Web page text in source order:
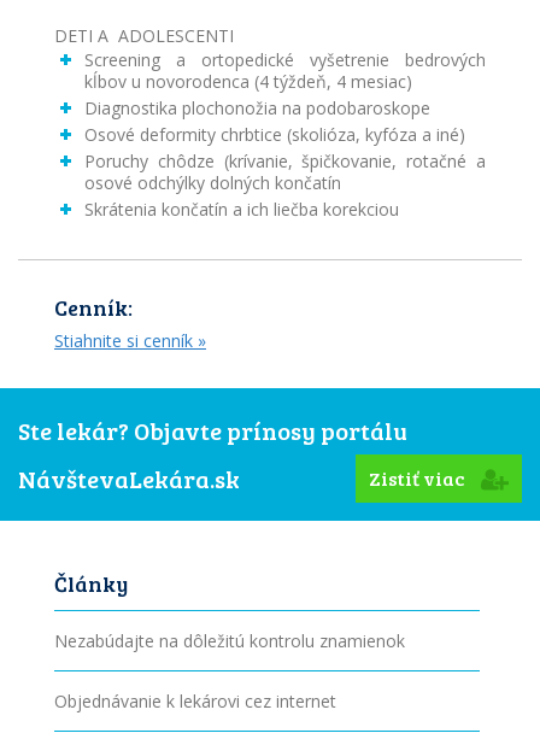
DETI A ADOLESCENTI
Screening a ortopedické vyšetrenie bedrových
kĺbov u novorodenca (4 týždeň, 4 mesiac)
Diagnostika plochonožia na podobaroskope
Osové deformity chrbtice (skolióza, kyfóza a iné)
Poruchy chôdze (krívanie, špičkovanie, rotačné a
osové odchýlky dolných končatín
Skrátenia končatín a ich liečba korekciou
Cenník:
Stiahnite si cenník »
Ste lekár? Objavte prínosy portálu
NávštevaLekára.sk
Zistiť viac
Články
Nezabúdajte na dôležitú kontrolu znamienok
Objednávanie k lekárovi cez internet